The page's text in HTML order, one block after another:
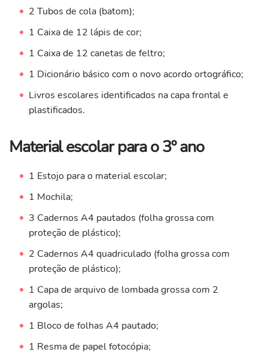
2 Tubos de cola (batom);
1 Caixa de 12 lápis de cor;
1 Caixa de 12 canetas de feltro;
1 Dicionário básico com o novo acordo ortográfico;
Livros escolares identificados na capa frontal e
plastificados.
Material escolar para o 3º ano
1 Estojo para o material escolar;
1 Mochila;
3 Cadernos A4 pautados (folha grossa com
proteção de plástico);
2 Cadernos A4 quadriculado (folha grossa com
proteção de plástico);
1 Capa de arquivo de lombada grossa com 2
argolas;
1 Bloco de folhas A4 pautado;
1 Resma de papel fotocópia;